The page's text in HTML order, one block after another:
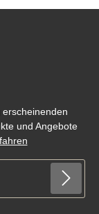
und Angebote